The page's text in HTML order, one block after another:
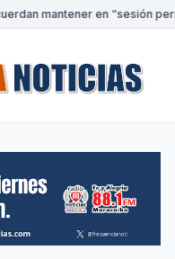
mantener en “sesión